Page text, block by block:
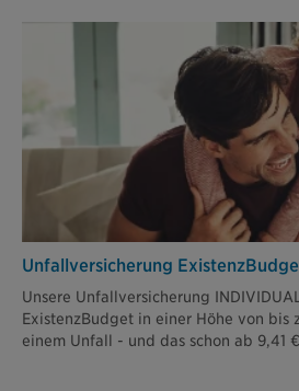
Unfallversicherung
Unsere Unfallversicherung
ExistenzBudget in einer Höhe von bis
einem Unfall - und das schon ab 9,41